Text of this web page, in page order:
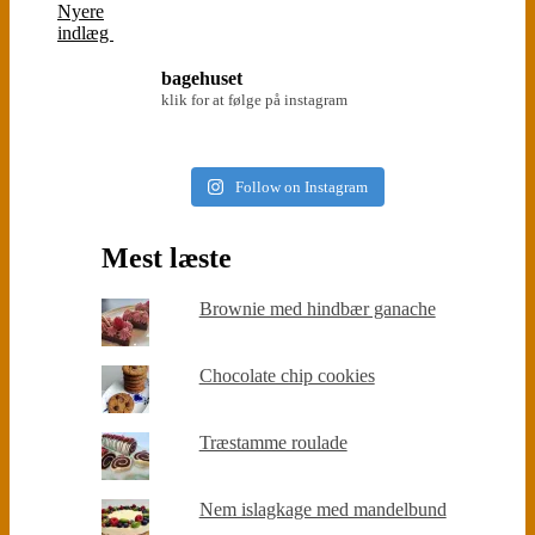
Nyere
indlæg
bagehuset
klik for at følge på instagram
Follow on Instagram
Mest læste
Brownie med hindbær ganache
Chocolate chip cookies
Træstamme roulade
Nem islagkage med mandelbund